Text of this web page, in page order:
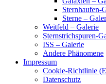
Sternhaufen-
Sterne –
Weitfeld – Galerie
Sternstrichspuren-
ISS – Galerie
Andere Phänomene
Impressum
Cookie-Richtlinie
Datenschutz